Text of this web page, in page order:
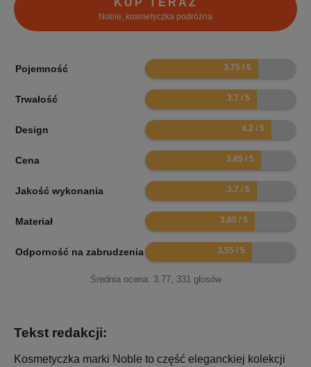
KUP TERAZ
Noble, kosmetyczka podróżna
Pojemność 7.5
Trwałość 7.4
Design 8.4
Cena 7.7
Jakość wykonania 7.4
Materiał 7.3
Odporność na zabrudzenia7.1
Średnia ocena: 3.77, 331głosów
Tekst redakcji:
Kosmetyczka marki Noble to część eleganckiej kolekcji